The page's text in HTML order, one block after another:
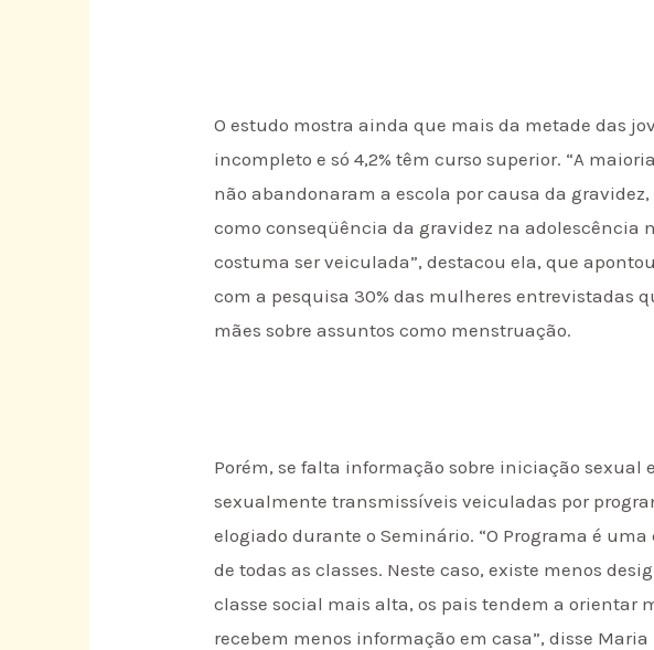
O estudo mostra ainda que mais da metade das
incompleto e só 4,2% têm curso superior. “A
não abandonaram a escola por causa da
como conseqüência da gravidez na adolescência
costuma ser veiculada”, destacou ela, que
com a pesquisa 30% das mulheres entrevistadas
mães sobre assuntos como menstruação.
Porém, se falta informação sobre iniciação sexual
sexualmente transmissíveis veiculadas por
elogiado durante o Seminário. “O Programa é
de todas as classes. Neste caso, existe menos
classe social mais alta, os pais tendem a orientar
recebem menos informação em casa”, disse Maria